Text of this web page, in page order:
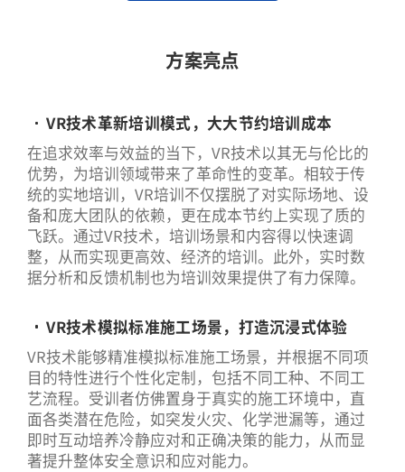
方案亮点
VR技术革新培训模式，大大节约培训成本
在追求效率与效益的当下，VR技术以其无与伦比的
优势，为培训领域带来了革命性的变革。相较于传
统的实地培训，VR培训不仅摆脱了对实际场地、设
备和庞大团队的依赖，更在成本节约上实现了质的
飞跃。通过VR技术，培训场景和内容得以快速调
整，从而实现更高效、经济的培训。此外，实时数
据分析和反馈机制也为培训效果提供了有力保障。
VR技术模拟标准施工场景，打造沉浸式体验
VR技术能够精准模拟标准施工场景，并根据不同项
目的特性进行个性化定制，包括不同工种、不同工
艺流程。受训者仿佛置身于真实的施工环境中，直
面各类潜在危险，如突发火灾、化学泄漏等，通过
即时互动培养冷静应对和正确决策的能力，从而显
著提升整体安全意识和应对能力。